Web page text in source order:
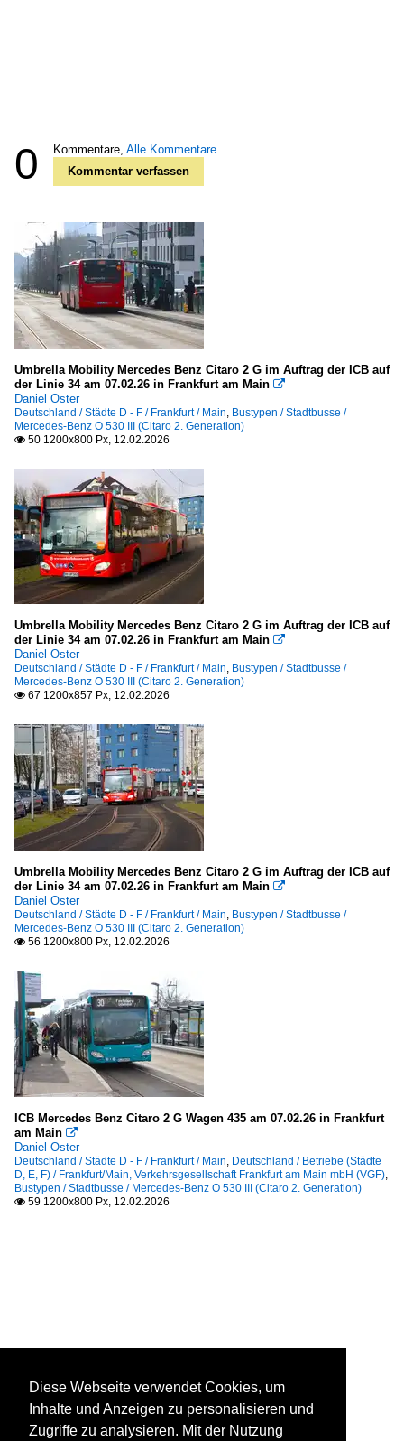
0 Kommentare, Alle Kommentare
Kommentar verfassen
Umbrella Mobility Mercedes Benz Citaro 2 G im Auftrag der ICB auf
der Linie 34 am 07.02.26 in Frankfurt am Main 
Daniel Oster
Deutschland / Städte D - F / Frankfurt / Main, Bustypen / Stadtbusse /
Mercedes-Benz O 530 III (Citaro 2. Generation)
 50 1200x800 Px, 12.02.2026
Umbrella Mobility Mercedes Benz Citaro 2 G im Auftrag der ICB auf
der Linie 34 am 07.02.26 in Frankfurt am Main 
Daniel Oster
Deutschland / Städte D - F / Frankfurt / Main, Bustypen / Stadtbusse /
Mercedes-Benz O 530 III (Citaro 2. Generation)
 67 1200x857 Px, 12.02.2026
Umbrella Mobility Mercedes Benz Citaro 2 G im Auftrag der ICB auf
der Linie 34 am 07.02.26 in Frankfurt am Main 
Daniel Oster
Deutschland / Städte D - F / Frankfurt / Main, Bustypen / Stadtbusse /
Mercedes-Benz O 530 III (Citaro 2. Generation)
 56 1200x800 Px, 12.02.2026
ICB Mercedes Benz Citaro 2 G Wagen 435 am 07.02.26 in Frankfurt
am Main 
Daniel Oster
Deutschland / Städte D - F / Frankfurt / Main, Deutschland / Betriebe (Städte
D, E, F) / Frankfurt/Main, Verkehrsgesellschaft Frankfurt am Main mbH (VGF),
Bustypen / Stadtbusse / Mercedes-Benz O 530 III (Citaro 2. Generation)
 59 1200x800 Px, 12.02.2026
Diese Webseite verwendet Cookies, um
Inhalte und Anzeigen zu personalisieren und
Zugriffe zu analysieren. Mit der Nutzung